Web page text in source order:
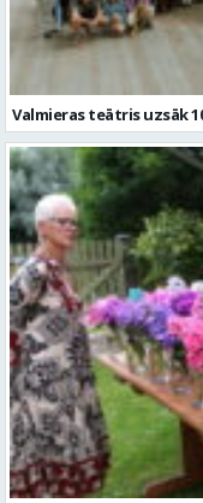
Garšaugu dārzā trīs
pilsētai svētkos”